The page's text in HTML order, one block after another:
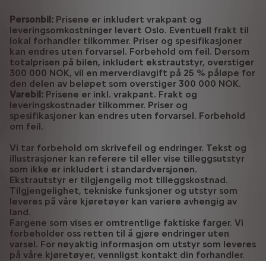
Personbil: Prisene er inkludert vrakpant og
leveringsomkostninger levert Oslo. Eventuell frakt til
lokal forhandler tilkommer. Priser og spesifikasjoner
kan endres uten forvarsel. Forbehold om feil. Dersom
totalprisen på bilen, inkludert ekstrautstyr, overstiger
300 000 NOK, vil en merverdiavgift på 25 % påløpe for
den delen av beløpet som overstiger 300 000 NOK.
Varebil: Prisene er inkl. vrakpant. Frakt og
leveringskostnader tilkommer. Priser og
spesifikasjoner kan endres uten forvarsel. Forbehold
om feil.
Vi tar forbehold om skrivefeil og endringer. Tekst og
illustrasjoner kan referere til eller vise tilleggsutstyr
som ikke er inkludert i standardversjonen.
Ekstrautstyr er tilgjengelig mot tilleggskostnad.
Tilgjengelighet, tekniske funksjoner og utstyr som
leveres på våre kjøretøyer kan variere avhengig av
land.
Fargene som vises er omtrentlige faktiske farger. Vi
forbeholder oss retten til å gjøre endringer uten
varsel. For nøyaktig informasjon om utstyr som leveres
på våre kjøretøyer, vennligst kontakt din forhandler.